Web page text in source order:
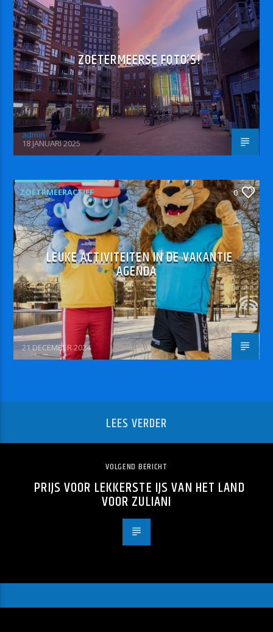
ZOETERMEERSE FOTO’S!
admin
18 JANUARI 2025
ZOETRMEERACTIEF 0
LEUKE ACTIVITEITEN IN DE VAKANTIE
AGENDA
21 DECEMBER 2024
LEES VERDER
VOLGEND BERICHT
PRIJS VOOR LEKKERSTE IJS VAN HET LAND
VOOR ZULIANI